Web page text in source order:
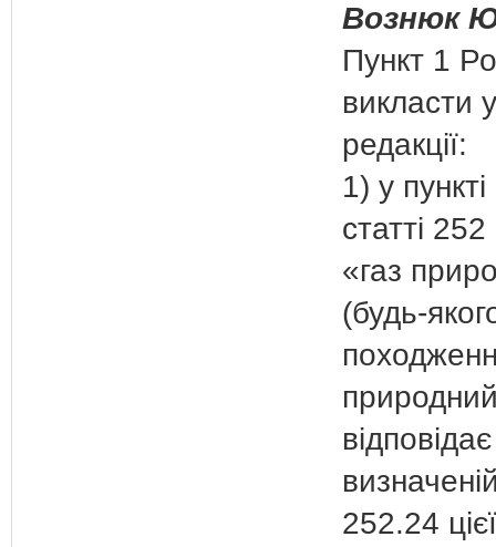
Вознюк
Пункт 1
викласти
редакції:
1) у
статті 252
«газ
(будь-
252.24